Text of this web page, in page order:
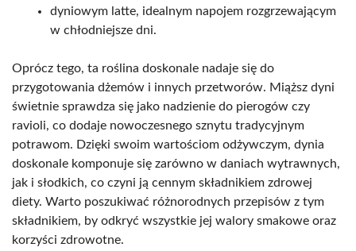
dyniowym latte, idealnym napojem rozgrzewającym
w chłodniejsze dni.
Oprócz tego, ta roślina doskonale nadaje się do
przygotowania dżemów i innych przetworów. Miąższ dyni
świetnie sprawdza się jako nadzienie do pierogów czy
ravioli, co dodaje nowoczesnego sznytu tradycyjnym
potrawom. Dzięki swoim wartościom odżywczym, dynia
doskonale komponuje się zarówno w daniach wytrawnych,
jak i słodkich, co czyni ją cennym składnikiem zdrowej
diety. Warto poszukiwać różnorodnych przepisów z tym
składnikiem, by odkryć wszystkie jej walory smakowe oraz
korzyści zdrowotne.